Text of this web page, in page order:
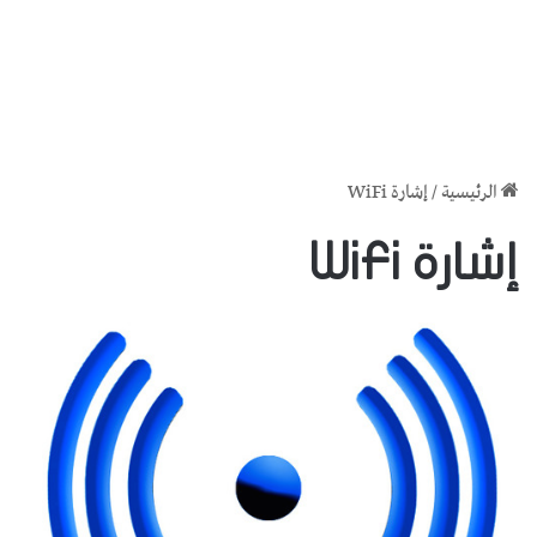
الرئيسية/إشارة WiFi
إشارة WiFi